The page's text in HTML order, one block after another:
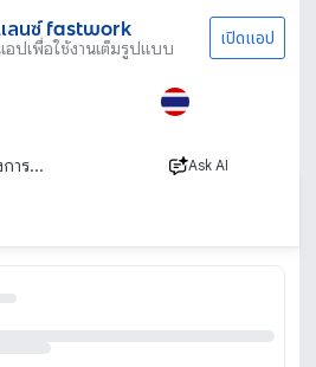
ลนซ์ fastwork
อปเพื่อใช้งานเต็มรูปแบบ เปิดแอป
Ask AI
ผลิตถุงพลาสติก
สติก รับผลิตถุงพลาสติก